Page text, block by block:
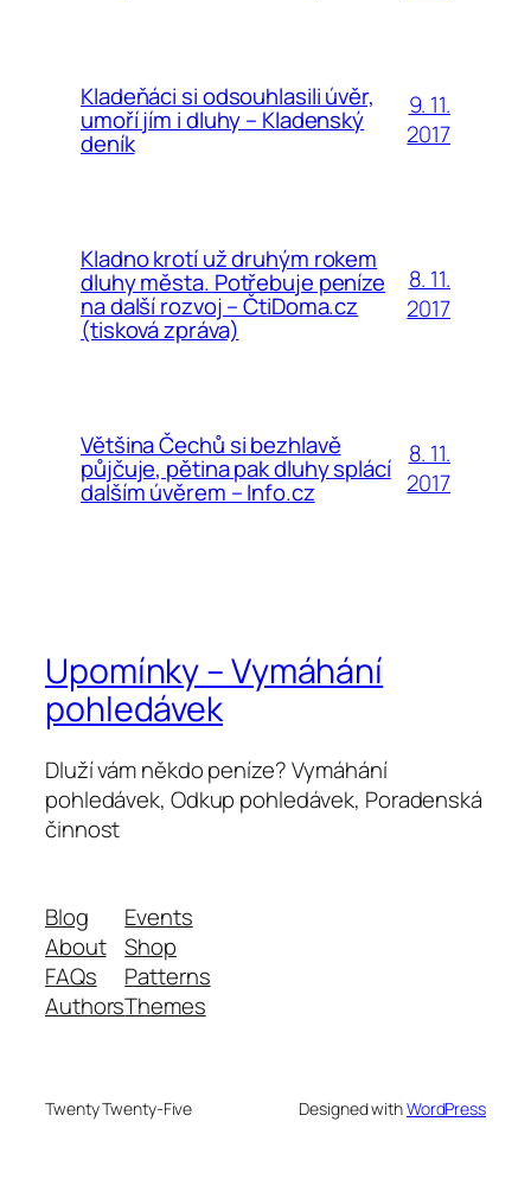
Kladeňáci si odsouhlasili úvěr,
umoří jím i dluhy – Kladenský
deník
9. 11.
2017
Kladno krotí už druhým rokem
dluhy města. Potřebuje peníze
na další rozvoj – ČtiDoma.cz
(tisková zpráva)
8. 11.
2017
Většina Čechů si bezhlavě
půjčuje, pětina pak dluhy splácí
dalším úvěrem – Info.cz
8. 11.
2017
Upomínky – Vymáhání
pohledávek
Dluží vám někdo peníze? Vymáhání
pohledávek, Odkup pohledávek, Poradenská
činnost
Blog
About
FAQs
Authors
Events
Shop
Patterns
Themes
Twenty Twenty-Five Designed withWordPress